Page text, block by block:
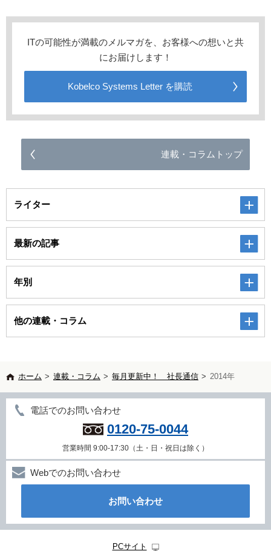
ITの可能性が満載のメルマガを、お客様への想いと共
にお届けします！
Kobelco Systems Letter を購読
連載・コラムトップ
ライター
最新の記事
年別
他の連載・コラム
ホーム > 連載・コラム > 毎月更新中！ 社長通信 > 2014年
電話でのお問い合わせ
0120-75-0044
営業時間 9:00-17:30（土・日・祝日は除く）
Webでのお問い合わせ
お問い合わせ
PCサイト